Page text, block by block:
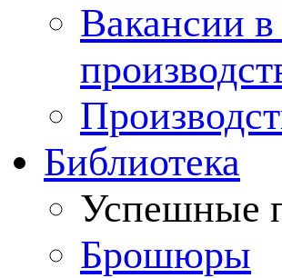
Вакансии в
Библиотека
Успешные
Брошюры